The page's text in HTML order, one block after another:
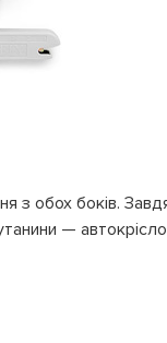
з обох боків.
—